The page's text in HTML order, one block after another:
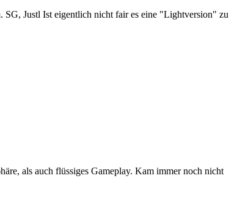
SG, Justl Ist eigentlich nicht fair es eine "Lightversion" zu
als auch flüssiges Gameplay. Kam immer noch nicht